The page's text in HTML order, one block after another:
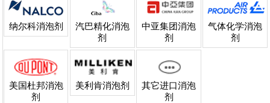
纳尔科消泡剂
汽巴精化消泡
剂
中亚集团消泡
剂
气体化学消泡
剂
美国杜邦消泡
剂
美利肯消泡剂
其它进口消泡
剂